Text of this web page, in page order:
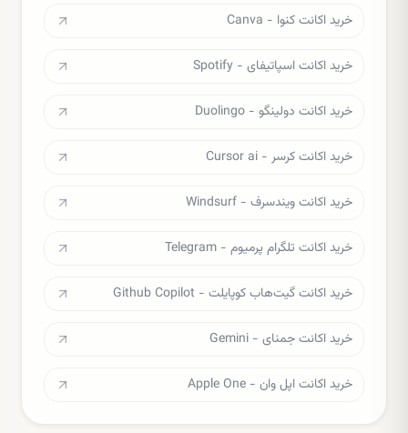
خرید اکانت کنوا - Canva
خرید اکانت اسپاتیفای - Spotify
خرید اکانت دولینگو - Duolingo
خرید اکانت کرسر - Cursor ai
خرید اکانت ویندسرف - Windsurf
خرید اکانت تلگرام پرمیوم - Telegram
خرید اکانت گیت‌هاب کوپایلت - Github Copilot
خرید اکانت جمنای - Gemini
خرید اکانت اپل وان - Apple One